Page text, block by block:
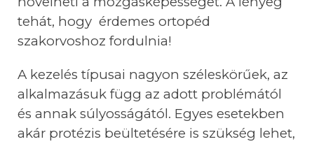
tehát, hogy érdemes ortopéd
szakorvoshoz fordulnia!
A kezelés típusai nagyon széleskörűek, az
alkalmazásuk függ az adott problémától
és annak súlyosságától. Egyes esetekben
akár protézis beültetésére is szükség lehet,